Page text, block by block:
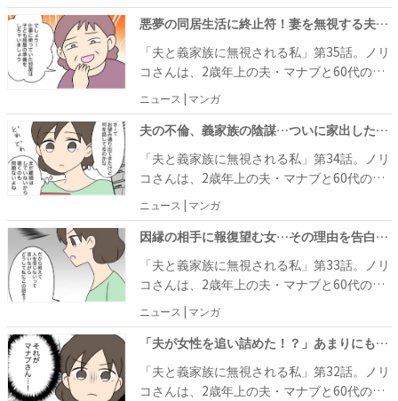
に無視されてしまう関係になってしまいまし
た。 夫から何も相談なくマイホーム貯金を義
実家のリフォーム代に使われ、なし崩し的に
義父母との同居が始まりましたが、1年経っ
ても同居は解消されませんでした。
悪夢の同居生活に終止符！妻を無視する夫と義家族、家出すると大喜びで… #夫と義家族に無視される 35
「夫と義家族に無視される私」第35話。ノリ
コさんは、2歳年上の夫・マナブと60代の義
父母と暮らしていますが、今では夫と義父母
に無視されてしまう関係になってしまいまし
た。 夫から何も相談なくマイホーム貯金を義
実家のリフォーム代に使われ、なし崩し的に
義父母との同居が始まりましたが、1年経っ
ても同居は解消されませんでした。
ニュース | マンガ
夫の不倫、義家族の陰謀…ついに家出した妻。見守りカメラが捉えた光景に絶句！ #夫と義家族に無視される 34
「夫と義家族に無視される私」第34話。ノリ
コさんは、2歳年上の夫・マナブと60代の義
父母と暮らしていますが、今では夫と義父母
に無視されてしまう関係になってしまいまし
た。 夫から何も相談なくマイホーム貯金を義
実家のリフォーム代に使われ、なし崩し的に
義父母との同居が始まりましたが、1年経っ
ても同居は解消されませんでした。
ニュース | マンガ
因縁の相手に報復望む女…その理由を告白。壮絶な過去を知った妻の決断は？ #夫と義家族に無視される 33
「夫と義家族に無視される私」第33話。ノリ
コさんは、2歳年上の夫・マナブと60代の義
父母と暮らしていますが、今では夫と義父母
に無視されてしまう関係になってしまいまし
た。 夫から何も相談なくマイホーム貯金を義
実家のリフォーム代に使われ、なし崩し的に
義父母との同居が始まりましたが、1年経っ
ニュース | マンガ
「夫が女性を追い詰めた！？」あまりにもひどい夫の本性を聞き、妻絶句！ #夫と義家族に無視される 32
「夫と義家族に無視される私」第32話。ノリ
コさんは、2歳年上の夫・マナブと60代の義